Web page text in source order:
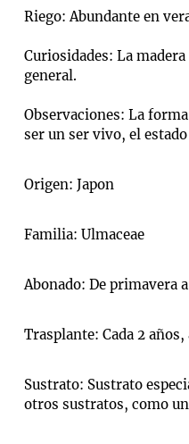
Riego: Abundante en
Curiosidades: La
general.
Observaciones: La
ser un ser vivo, el
Origen: Japon
Familia: Ulmaceae
Abonado: De primavera
Trasplante: Cada 2
Sustrato: Sustrato
otros sustratos, como